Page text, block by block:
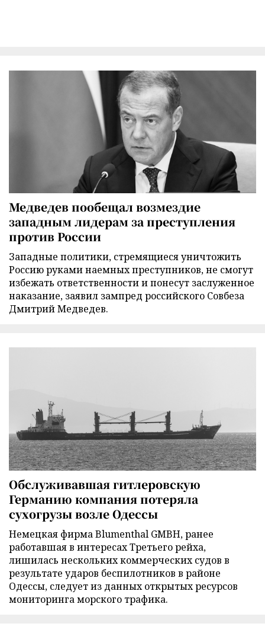
Медведев пообещал возмездие
западным лидерам за преступления
против России
Западные политики, стремящиеся уничтожить
Россию руками наемных преступников, не смогут
избежать ответственности и понесут заслуженное
наказание, заявил зампред российского Совбеза
Дмитрий Медведев.
Обслуживавшая гитлеровскую
Германию компания потеряла
сухогрузы возле Одессы
Немецкая фирма Blumenthal GMBH, ранее
работавшая в интересах Третьего рейха,
лишилась нескольких коммерческих судов в
результате ударов беспилотников в районе
Одессы, следует из данных открытых ресурсов
мониторинга морского трафика.